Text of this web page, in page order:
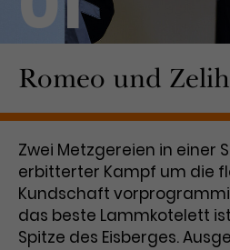
Laufzeit
Zweck
Dieses Cookie
Analytics
wird
nutzen, und
eines
Performance
erhobenen
Name _gcl_aw
Anbieter Google Ads
Laufzeit 3 Monate
Zweck
Dieses Cookie
Informationen
dient der
Romeo und
Zwei Metzgereien in einer
erbitterter Kampf um die
Kundschaft
das beste Lammkotelett
Spitze des Eisberges.